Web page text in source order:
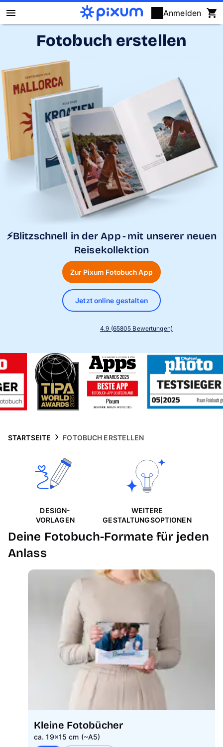
Anmelden
Pixum Fotobuch
Fotos
Wandbilder
Fotokalender
Fotogeschenke
Fotopuzzle
Fotobuch erstellen
⚡Blitzschnell in der App - mit unserer neuen
Reisekollektion
4.9 (65805 Bewertungen)
Zur Pixum Fotobuch App
Jetzt online gestalten
STARTSEITE FOTOBUCH ERSTELLEN
DESIGN-
VORLAGEN
WEITERE
GESTALTUNGSOPTIONEN
Deine Fotobuch-Formate für jeden
Anlass
Kleine Fotobücher
ca. 19×15 cm (~A5)